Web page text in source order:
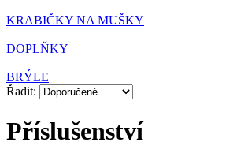
KRABIČKY NA MUŠKY
DOPLŇKY
BRÝLE
Řadit:
Příslušenství